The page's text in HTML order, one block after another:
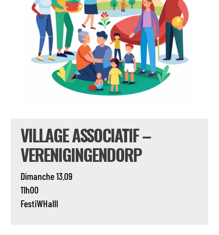
VILLAGE ASSOCIATIF –
VERENIGINGENDORP
Dimanche 13.09
11h00
FestiWHalll